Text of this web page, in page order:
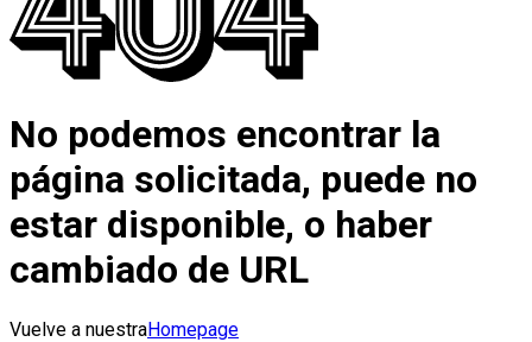
No podemos encontrar la
página solicitada, puede no
estar disponible, o haber
cambiado de URL
Vuelve a nuestraHomepage